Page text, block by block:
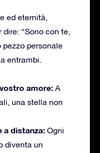
ed eternità,
“Sono con te,
pezzo personale
entrambi.
amore: A
una stella non
a distanza: Ogni
diventa un